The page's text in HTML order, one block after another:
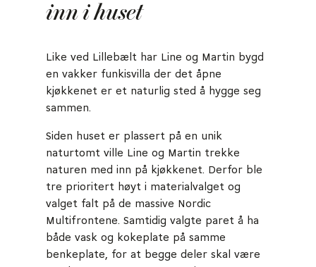
inn i huset
Like ved Lillebælt har Line og Martin bygd
en vakker funkisvilla der det åpne
kjøkkenet er et naturlig sted å hygge seg
sammen.
Siden huset er plassert på en unik
naturtomt ville Line og Martin trekke
naturen med inn på kjøkkenet. Derfor ble
tre prioritert høyt i materialvalget og
valget falt på de massive Nordic
Multifrontene. Samtidig valgte paret å ha
både vask og kokeplate på samme
benkeplate, for at begge deler skal være